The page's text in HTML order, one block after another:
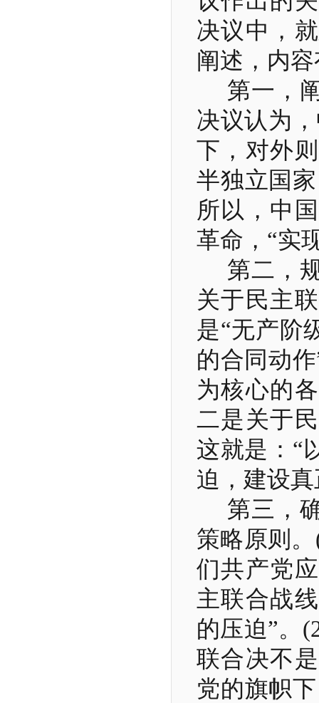
决议中，
阐述，内
第一，
决议认为
下，对外
半独立国
所以，中
革命，“实
第二，
关于民主
是“无产阶
的合同动
为核心的
二是关于
这就是：“
迫，建设
第三，
策略原则。
们共产党
主联合战
的压迫”。
联合决不
党的旗帜